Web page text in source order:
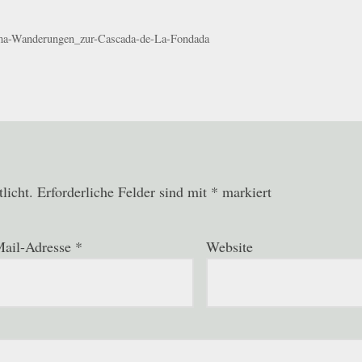
Wanderungen_zur-Cascada-de-La-Fondada
Erforderliche Felder sind mit * markiert
Adresse * Website